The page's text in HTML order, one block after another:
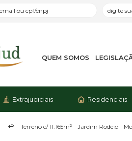
QUEM SOMOS
Extrajudiciais Residenciais
Terreno c/ 11.165m² - Jardim Rodeio -